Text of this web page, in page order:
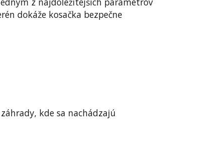
dokáže kosačka bezpečne
kde sa nachádzajú